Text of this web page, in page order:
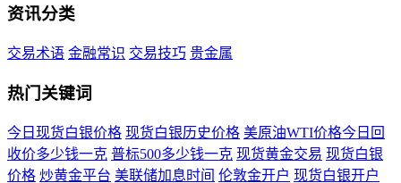
资讯分类
交易术语 金融常识 交易技巧 贵金属
热门关键词
今日现货白银价格 现货白银历史价格 美原油WTI价格今日回
收价多少钱一克 普标500多少钱一克 现货黄金交易 现货白银
价格 炒黄金平台 美联储加息时间 伦敦金开户 现货白银开户